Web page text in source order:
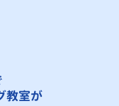
教室が